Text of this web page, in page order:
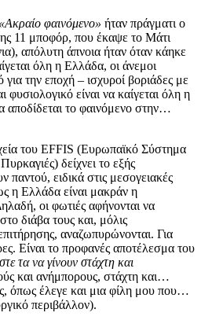
«Ακραίο φαινόμενο» ήταν πράγματι ο
11 μποφόρ, που έκαψε το Μάτι
απόλυτη άπνοια ήταν όταν κάηκε
όλη η Ελλάδα, οι άνεμοι
για την εποχή – ισχυροί βοριάδες με
φυσιολογικό είναι να καίγεται όλη η
αποδίδεται το φαινόμενο στην…
του EFFIS (Ευρωπαϊκό Σύστημα
δείχνει το εξής
ειδικά στις μεσογειακές
η Ελλάδα είναι μακράν η
οι φωτιές αφήνονται να
διάβα τους και, μόλις
αναζωπυρώνονται. Για
Είναι το προφανές αποτέλεσμα του
τα να γίνουν στάχτη και
και ανήμπορους, στάχτη και…
όπως έλεγε και μια φίλη μου που…
περιβάλλον).